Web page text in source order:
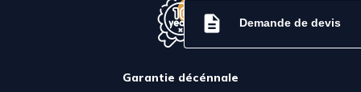
description Demande de devis
Garantie décénnale